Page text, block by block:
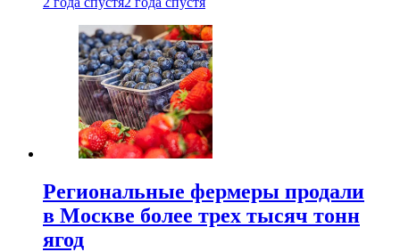
Региональные фермеры продали
в Москве более трех тысяч тонн
ягод